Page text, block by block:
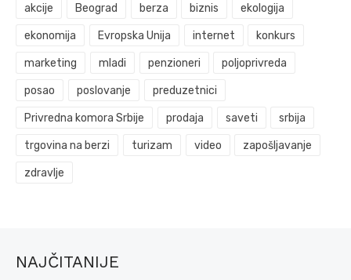
akcije Beograd berza biznis ekologija
ekonomija Evropska Unija internet konkurs
marketing mladi penzioneri poljoprivreda
posao poslovanje preduzetnici
Privredna komora Srbije prodaja saveti srbija
trgovina na berzi turizam video zapošljavanje
zdravlje
NAJČITANIJE